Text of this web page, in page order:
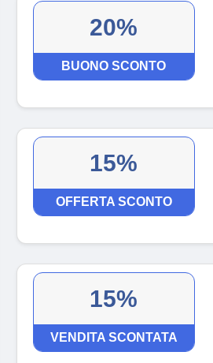
20%
BUONO SCONTO
15%
OFFERTA SCONTO
15%
VENDITA SCONTATA